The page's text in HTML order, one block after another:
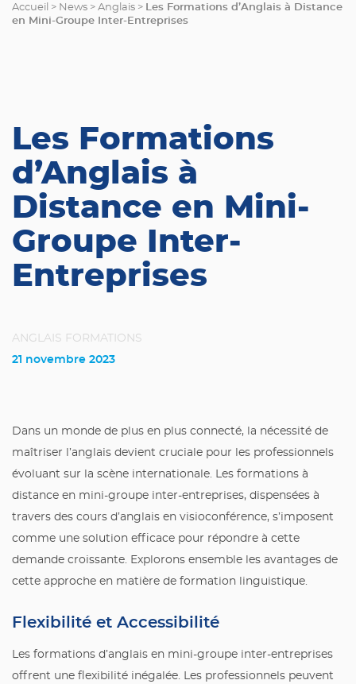
Accueil > News > Anglais > Les Formations d’Anglais à Distance
en Mini-Groupe Inter-Entreprises
Les Formations
d’Anglais à
Distance en Mini-
Groupe Inter-
Entreprises
ANGLAIS FORMATIONS
21 novembre 2023
Dans un monde de plus en plus connecté, la nécessité de
maîtriser l’anglais devient cruciale pour les professionnels
évoluant sur la scène internationale. Les formations à
distance en mini-groupe inter-entreprises, dispensées à
travers des cours d’anglais en visioconférence, s’imposent
comme une solution efficace pour répondre à cette
demande croissante. Explorons ensemble les avantages de
cette approche en matière de formation linguistique.
Flexibilité et Accessibilité
Les formations d’anglais en mini-groupe inter-entreprises
offrent une flexibilité inégalée. Les professionnels peuvent